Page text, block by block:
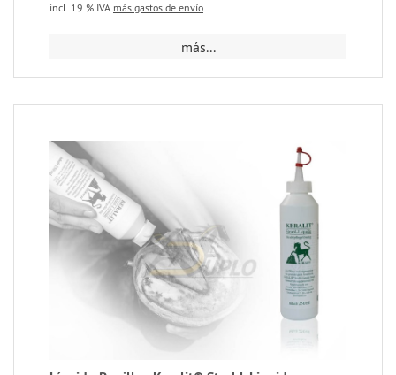
incl. 19 % IVA más gastos de envío
más...